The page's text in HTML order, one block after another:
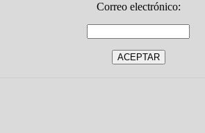
Correo electrónico: